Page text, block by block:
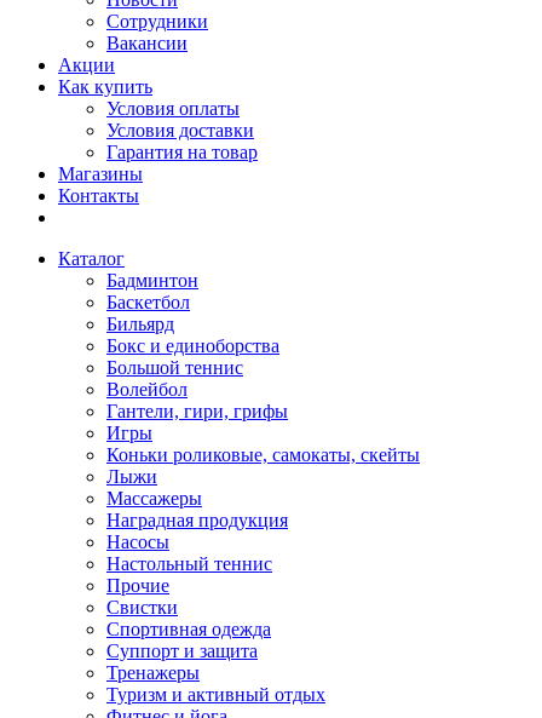
Сотрудники
Вакансии
Акции
Как купить
Условия оплаты
Условия доставки
Гарантия на товар
Магазины
Контакты
Каталог
Бадминтон
Баскетбол
Бильярд
Бокс и единоборства
Большой теннис
Волейбол
Гантели, гири, грифы
Игры
Коньки роликовые, самокаты, скейты
Лыжи
Массажеры
Наградная продукция
Насосы
Настольный теннис
Прочие
Свистки
Спортивная одежда
Суппорт и защита
Тренажеры
Туризм и активный отдых